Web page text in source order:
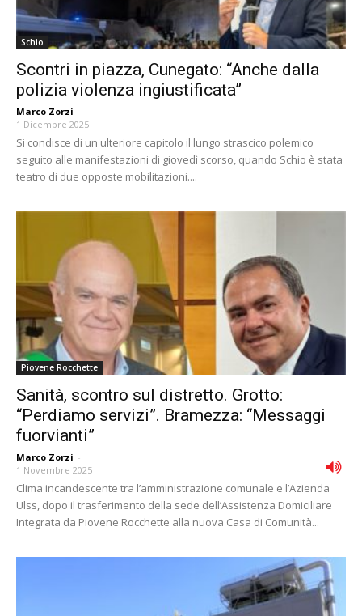
Schio
Scontri in piazza, Cunegato: “Anche dalla
polizia violenza ingiustificata”
Marco Zorzi -
1 Dicembre 2025
Si condisce di un'ulteriore capitolo il lungo strascico polemico
seguito alle manifestazioni di giovedì scorso, quando Schio è stata
teatro di due opposte mobilitazioni....
Piovene Rocchette
Sanità, scontro sul distretto. Grotto:
“Perdiamo servizi”. Bramezza: “Messaggi
fuorvianti”
Marco Zorzi -
1 Novembre 2025
Clima incandescente tra l’amministrazione comunale e l’Azienda
Ulss, dopo il trasferimento della sede dell’Assistenza Domiciliare
Integrata da Piovene Rocchette alla nuova Casa di Comunità...